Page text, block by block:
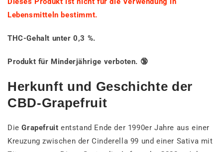
Lebensmitteln bestimmt.
THC-Gehalt unter 0,3 %.
Produkt für Minderjährige verboten. 🔞
Herkunft und Geschichte der
CBD-Grapefruit
DieGrapefruit entstand Ende der 1990er Jahre aus einer
Kreuzung zwischen der Cinderella 99 und einer Sativa mit